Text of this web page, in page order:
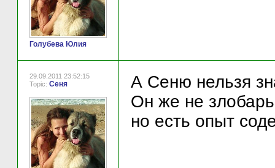
Голубева Юлия
29.09.2011 23:52:15
Topic: Сеня
А Сеню нельзя
Он же не
но есть опыт